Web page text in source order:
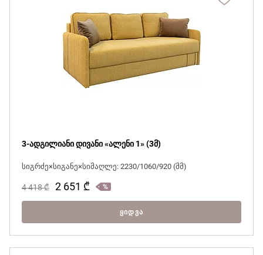
3-ადგილიანი დივანი «ალენი 1» (3მ)
სიგრძე×სიგანე×სიმაღლე: 2230/1060/920 (მმ)
4 418₾ 2 651 ₾
ᲧᲘᲓᲕᲐ